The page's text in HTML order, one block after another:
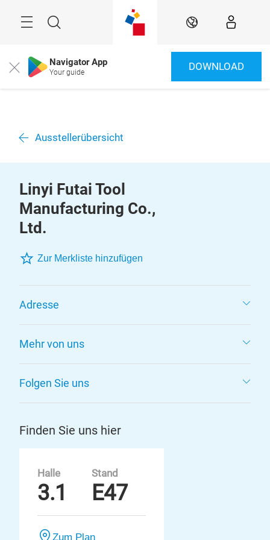
Suche DE
Close Navigator App
Your guide DOWNLOAD
Ausstellerübersicht
Linyi Futai Tool
Manufacturing Co.,
Ltd.
Zur Merkliste hinzufügen
Adresse
Mehr von uns
Folgen Sie uns
Finden Sie uns hier
Halle
3.1
Stand
E47
Zum Plan